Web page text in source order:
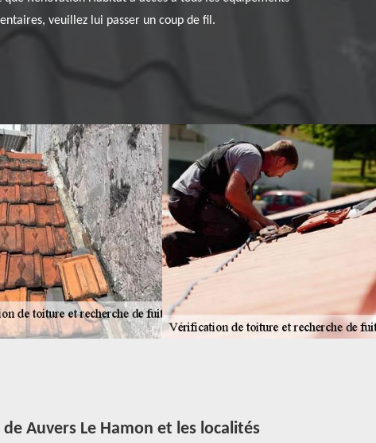
veuillez lui passer un coup de fil.
Auvers Le Hamon et les localités